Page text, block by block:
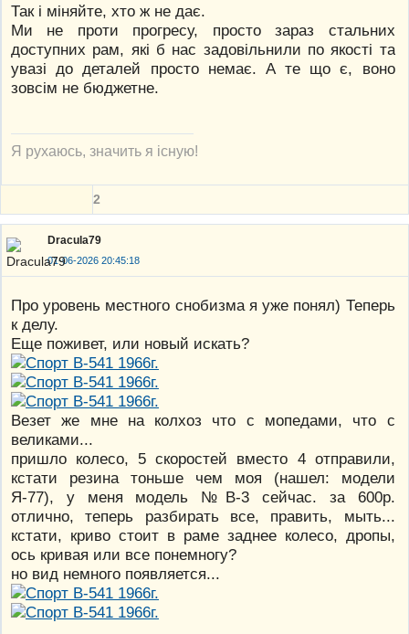
Так і міняйте, хто ж не дає.
Ми не проти прогресу, просто зараз стальних
доступних рам, які б нас задовільнили по якості та
увазі до деталей просто немає. А те що є, воно
зовсім не бюджетне.
Я рухаюсь, значить я існую!
2
Dracula79
01-06-2026 20:45:18
Про уровень местного снобизма я уже понял) Теперь
к делу.
Еще поживет, или новый искать?
Везет же мне на колхоз что с мопедами, что с
великами...
пришло колесо, 5 скоростей вместо 4 отправили,
кстати резина тоньше чем моя (нашел: модели
Я-77), у меня модель №В-3 сейчас. за 600р.
отлично, теперь разбирать все, править, мыть...
кстати, криво стоит в раме заднее колесо, дропы,
ось кривая или все понемногу?
но вид немного появляется...